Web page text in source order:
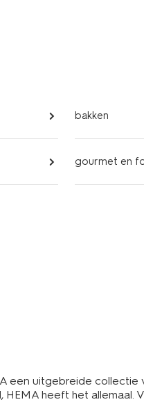
bakken
gourmet en
een uitgebreide
heeft het allemaal.